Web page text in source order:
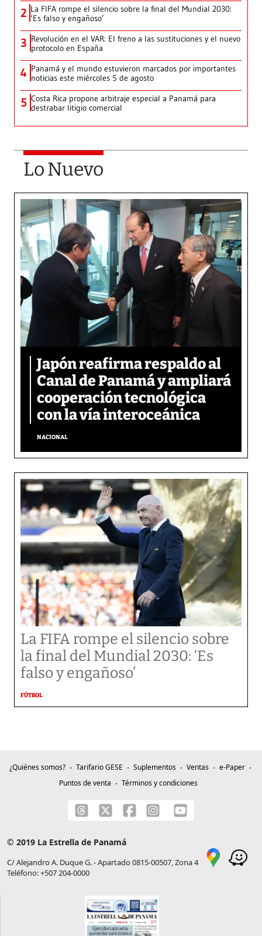
2 La FIFA rompe el silencio sobre la final del Mundial 2030:
‘Es falso y engañoso’
3 Revolución en el VAR: El freno a las sustituciones y el nuevo
protocolo en España
4 Panamá y el mundo estuvieron marcados por importantes
noticias este miércoles 5 de agosto
5 Costa Rica propone arbitraje especial a Panamá para
destrabar litigio comercial
Lo Nuevo
Japón reafirma respaldo al
Canal de Panamá y ampliará
cooperación tecnológica
con la vía interoceánica
NACIONAL
La FIFA rompe el silencio sobre
la final del Mundial 2030: ‘Es
falso y engañoso’
FÚTBOL
¿Quiénes somos? Tarifario GESE Suplementos Ventas
e-Paper
Puntos de venta
Términos y condiciones
© 2019 La Estrella de Panamá
C/ Alejandro A. Duque G. - Apartado 0815-00507, Zona 4
Teléfono: +507 204-0000